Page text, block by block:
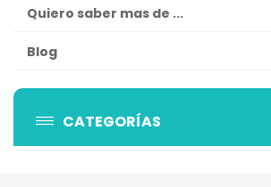
Quiero saber mas de ...
Blog
CATEGORÍAS